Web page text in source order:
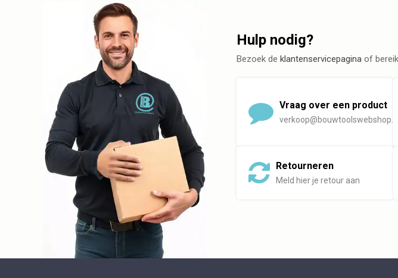
Hulp nodig?
Bezoek de klantenservicepagina of
Vraag over een product
verkoop@bouwtoolswebshop.nl
Retourneren
Meld hier je retour aan